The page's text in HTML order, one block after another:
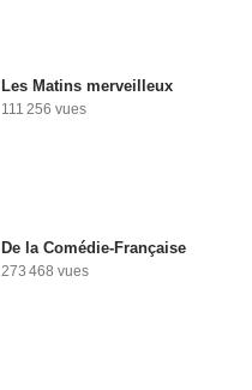
Les Matins merveilleux
111 256 vues
De la Comédie-Française
273 468 vues